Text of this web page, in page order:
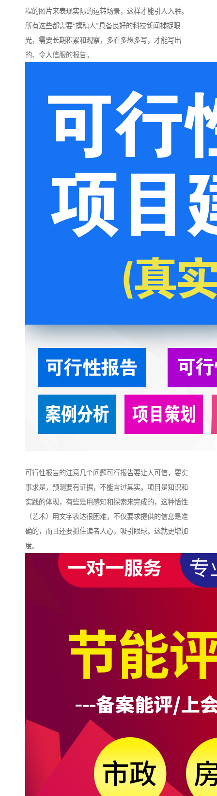
程的图片来表现实际的运转场景，这样才能引人入胜。
所有这些都需要“撰稿人”具备良好的科技新闻捕捉眼
光，需要长期积累和观察，多看多想多写，才能写出
的、令人信服的报告。
可行性报告的注意几个问题可行报告要让人可信，要实
事求是，预测要有证据，不能言过其实。项目是知识和
实践的体现，有些是用感知和探索来完成的，这种悟性
（艺术）用文字表达很困难，不仅要求提供的信息是准
确的，而且还要抓住读者人心，吸引眼球。这就更增加
度。